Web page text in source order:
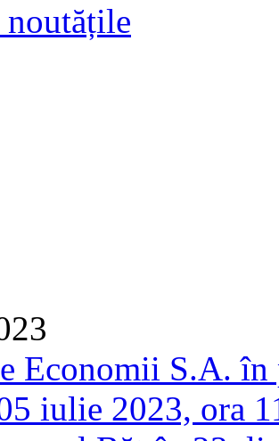
noutățile
Economii S.A. în
iulie 2023, ora